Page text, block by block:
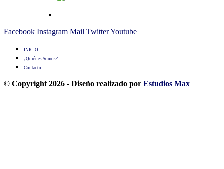
Facebook Instagram Mail TwitterYoutube
INICIO
¿Quiénes Somos?
Contacto
© Copyright 2026 - Diseño realizado por Estudios Max